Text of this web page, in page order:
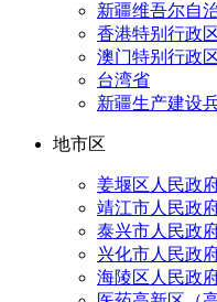
新疆维吾尔自
香港特别行政
澳门特别行政
台湾省
新疆生产建设
地市区
姜堰区人民政
靖江市人民政
泰兴市人民政
兴化市人民政
海陵区人民政